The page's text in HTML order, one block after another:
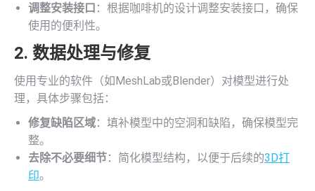
调整安装接口 ：根据咖啡机的设计调整安装接口，确保
使用的便利性。
2. 数据处理与修复
使用专业的软件（如MeshLab或Blender）对模型进行处
理，具体步骤包括：
修复缺陷区域：填补模型中的空洞和缺陷，确保模型完
整。
去除不必要细节：简化模型结构，以便于后续的3D打
印。